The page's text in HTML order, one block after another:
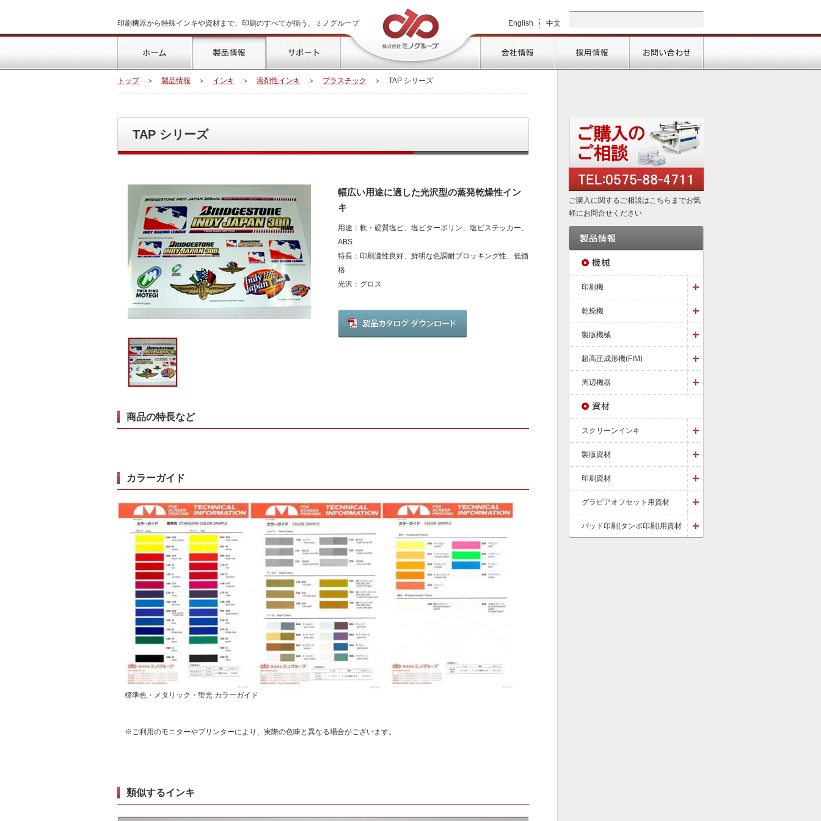
印刷機器から特殊インキや資材まで、印刷のすべてが揃う。ミノグループ
English
中文
トップ
製品情報 サポート 会社情報 採用情報 お問い合わせ
トップ ＞ 製品情報 ＞ インキ ＞ 溶剤性インキ ＞ プラスチック ＞ TAP シリーズ
TAP シリーズ
幅広い用途に適した光沢型の蒸発乾燥性イン
キ
用途：軟・硬質塩ビ、塩ビターポリン、塩ビステッカー、
ABS
特長：印刷適性良好、鮮明な色調耐ブロッキング性、低価
格
光沢：グロス
ロ
商品の特長など
カラーガイド
標準色・メタリック・蛍光 カラーガイド
※ご利用のモニターやプリンターにより、実際の色味と異なる場合がございます。
類似するインキ
ご購入に関するご相談はこちらまでお気
軽にお問合せください
印刷機
乾燥機
製版機械
超高圧成形機(FIM)
周辺機器
スクリーンインキ
製版資材
印刷資材
グラビアオフセット用資材
パッド印刷(タンポ印刷)用資材